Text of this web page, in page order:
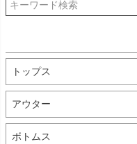
検索
トップス
アウター
ボトムス